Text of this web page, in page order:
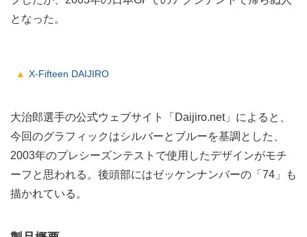
となった。
X-Fifteen DAIJIRO
大治郎選手の公式ウェブサイト「Daijiro.net」によると、
今回のグラフィックはシルバーとブルーを基調とした、
2003年のプレシーズンテストで使用したデザインがモチ
ーフと思われる。後頭部にはゼッケンナンバーの「74」も
描かれている。